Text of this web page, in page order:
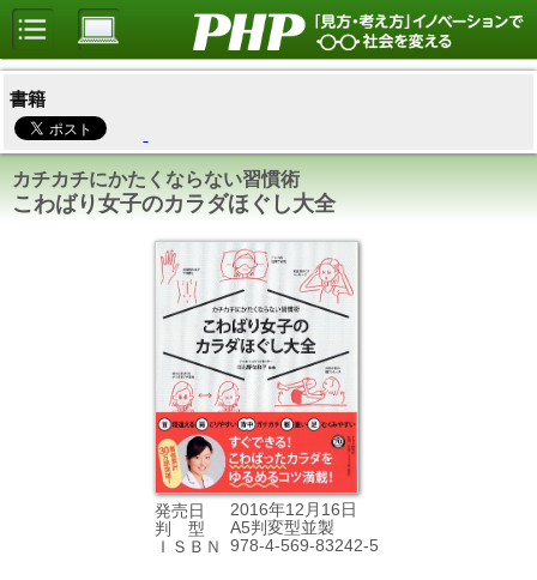
書籍
カチカチにかたくならない習慣術
こわばり女子のカラダほぐし大全
発売日
2016年12月16日
判 型
A5判変型並製
ＩＳＢＮ
978-4-569-83242-5